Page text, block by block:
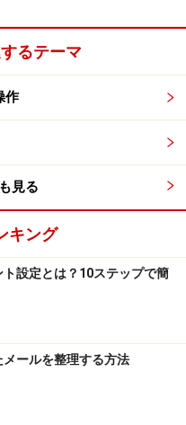
たメールを探したい場合
ールが来る場合には、並
びます。
並び替え表示がありま
るテーマ
作
見る
キング
設定とは？10ステップで簡
ールを整理する方法